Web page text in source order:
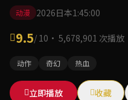
动漫 2026日本1:45:00
9.5/ 10 · 5,678,901 次播放
动作 奇幻 热血
立即播放 收藏